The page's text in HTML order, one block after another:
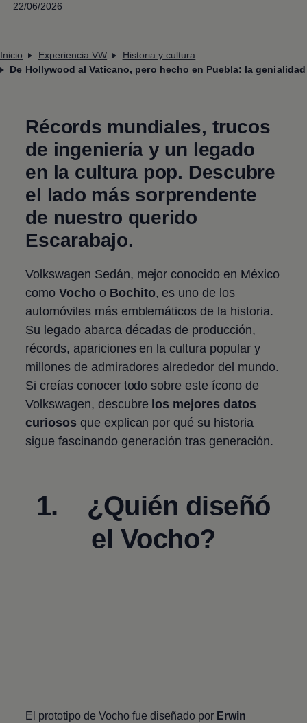
22/06/2026
Inicio Experiencia VW
Historia y cultura
De Hollywood al Vaticano, pero hecho en Puebla: la
Récords mundiales, trucos
de ingeniería y un legado
en la cultura pop. Descubre
el lado más sorprendente
de nuestro querido
Escarabajo.
Volkswagen Sedán, mejor conocido en México
comoVochoo Bochito, es uno de los
automóviles más emblemáticos de la historia.
Su legado abarca décadas de producción,
récords, apariciones en la cultura popular y
millones de admiradores alrededor del mundo.
Si creías conocer todo sobre este ícono de
Volkswagen, descubre los mejores datos
curiosos que explican por qué su historia
sigue fascinando generación tras generación.
1. ¿Quién diseñó
el Vocho?
El prototipo de Vocho fue diseñado por Erwin